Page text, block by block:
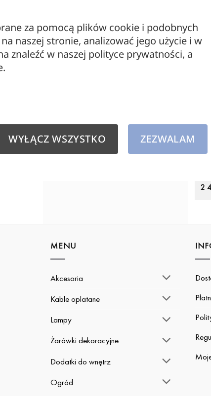
Oświetlenie zewnętrzne
outlet
2
MENU
Akcesoria
Kable oplatane
Lampy
Żarówki dekoracyjne
Dodatki do wnętrz
Ogród
za pomocą plików cookie i podobnych
naszej stronie, analizować jego użycie i w
znaleźć w naszej polityce prywatności, a
WYŁĄCZ WSZYSTKO ZEZWALAM